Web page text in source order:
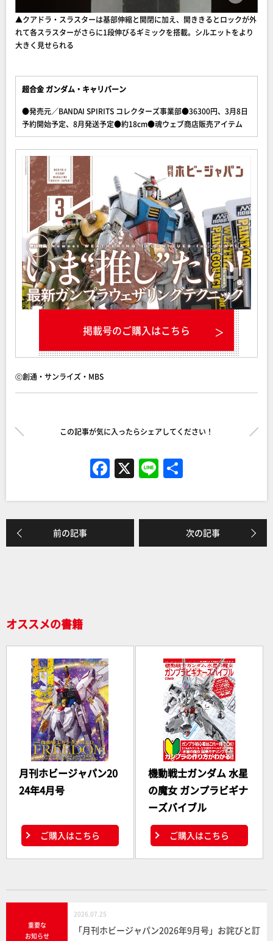
▲クアドラ・スラスターは基部伸縮と開閉に加え、開ききるとロックが外
れて各スラスターがさらに1段伸びるギミックを搭載。シルエットをより
大きく見せられる
超合金 ガンダム・キャリバーン
●発売元／BANDAI SPIRITS コレクターズ事業部●36300円、3月8日
予約開始予定、8月発送予定●約18cm●魂ウェブ商店販売アイテム
掲載号のご購入はこちら
ⓒ創通・サンライズ・MBS
この記事が気に入ったらシェアしてください！
F
a
c
e
b
X Li
n
e
前の記事 次の記事
オススメの書籍
月刊ホビージャパン20
24年4月号
ご購入はこちら
機動戦士ガンダム 水星
の魔女 ガンプラビギナ
ーズバイブル
ご購入はこちら
重要な
お知らせ
2026.07.25
「月刊ホビージャパン2026年9月号」お詫びと訂